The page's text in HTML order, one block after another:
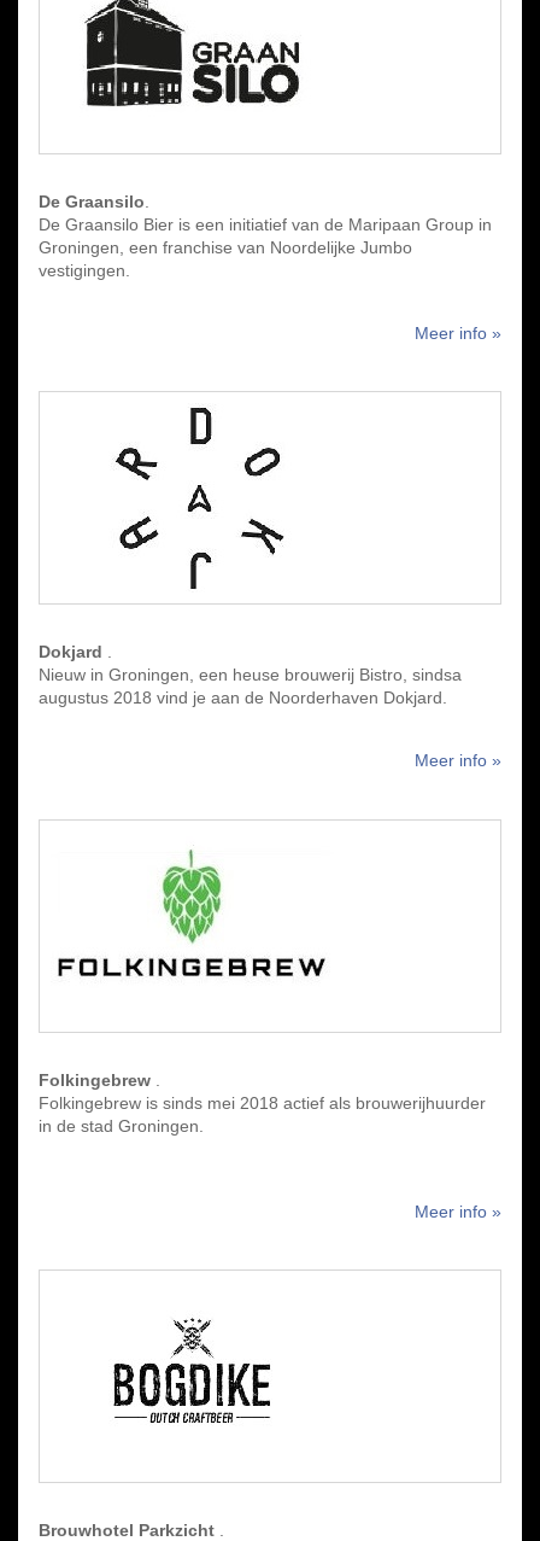
De Graansilo.
De Graansilo Bier is een initiatief van de Maripaan Group in
Groningen, een franchise van Noordelijke Jumbo
vestigingen.
Meer info »
Dokjard .
Nieuw in Groningen, een heuse brouwerij Bistro, sindsa
augustus 2018 vind je aan de Noorderhaven Dokjard.
Meer info »
Folkingebrew
Folkingebrew is sinds mei 2018 actief als brouwerijhuurder
in de stad Groningen.
Meer info »
Brouwhotel Parkzicht